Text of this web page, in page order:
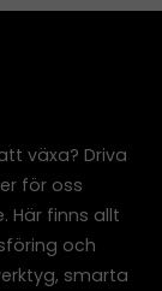
växa? Driva
för oss
Här finns allt
och
smarta